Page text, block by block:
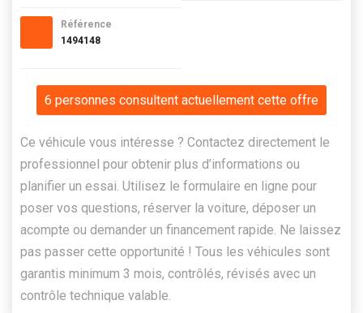
Référence
1494148
6 personnes consultent actuellement cette offre
Ce véhicule vous intéresse ? Contactez directement le
professionnel pour obtenir plus d’informations ou
planifier un essai. Utilisez le formulaire en ligne pour
poser vos questions, réserver la voiture, déposer un
acompte ou demander un financement rapide. Ne laissez
pas passer cette opportunité ! Tous les véhicules sont
garantis minimum 3 mois, contrôlés, révisés avec un
contrôle technique valable.